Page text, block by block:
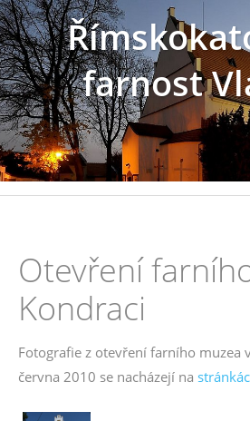
farnost
Otevření
Kondraci
Fotografie z otevření farního muzea
června 2010 se nacházejí na